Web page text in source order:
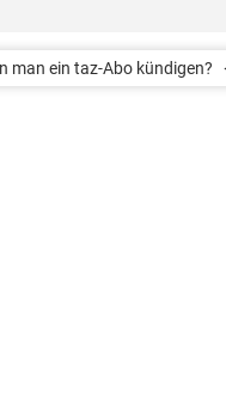
man ein taz-Abo kündigen?